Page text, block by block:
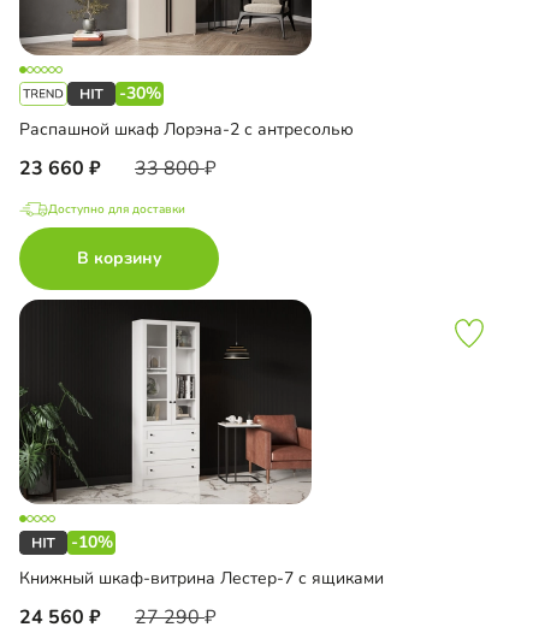
-30%
Распашной шкаф Лорэна-2 с антресолью
23 660 33 800
Доступно для доставки
В корзину
-10%
Книжный шкаф-витрина Лестер-7 с ящиками
24 560 27 290